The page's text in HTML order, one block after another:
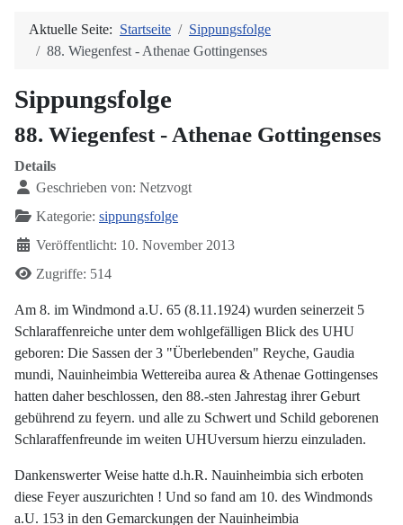
Aktuelle Seite: Startseite
Sippungsfolge
88. Wiegenfest - Athenae Gottingenses
Sippungsfolge
88. Wiegenfest - Athenae Gottingenses
Details
Geschrieben von: Netzvogt
Kategorie: sippungsfolge
Veröffentlicht: 10. November 2013
Zugriffe: 514
Am 8. im Windmond a.U. 65 (8.11.1924) wurden seinerzeit 5
Schlaraffenreiche unter dem wohlgefälligen Blick des UHU
geboren: Die Sassen der 3 "Überlebenden" Reyche, Gaudia
mundi, Nauinheimbia Wettereiba aurea & Athenae Gottingenses
hatten daher beschlossen, den 88.-sten Jahrestag ihrer Geburt
gebührend zu feyern. und alle zu Schwert und Schild geborenen
Schlaraffenfreunde im weiten UHUversum hierzu einzuladen.
Dankenswerter Weise hatte d.h.R. Nauinheimbia sich erboten
diese Feyer auszurichten ! Und so fand am 10. des Windmonds
a.U. 153 in den Gemarckungen der Nauinheimbia